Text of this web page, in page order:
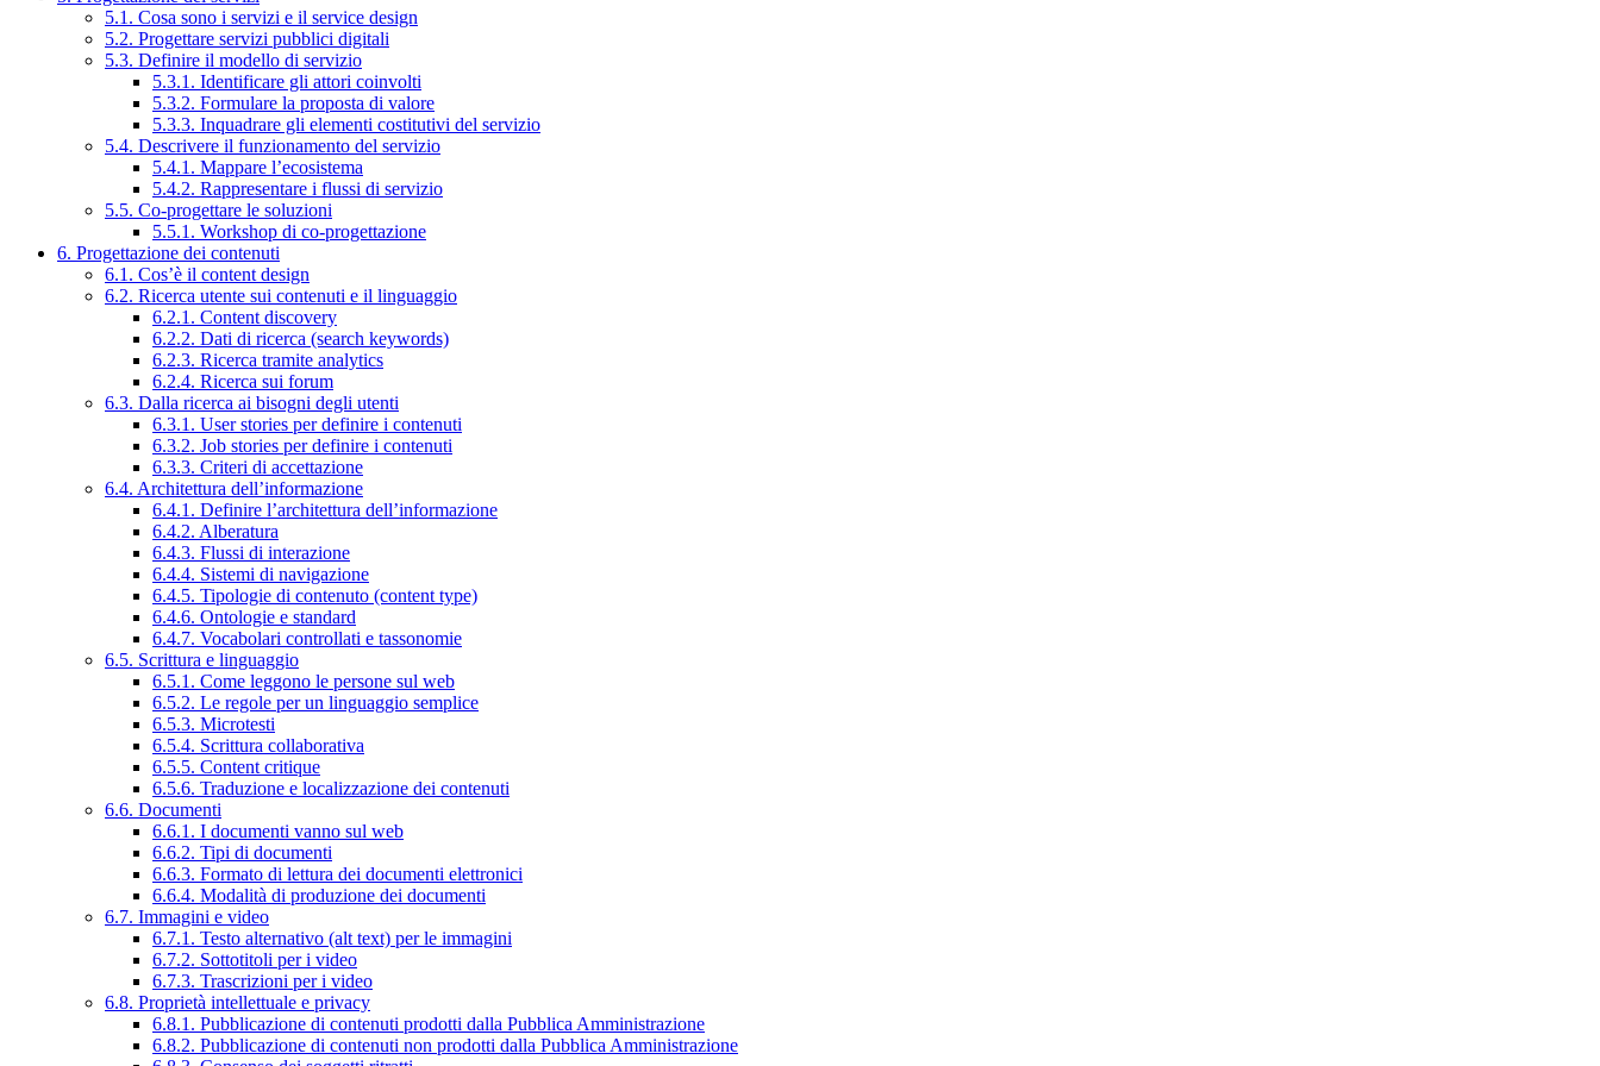
5.1. Cosa sono i servizi e il service design
5.2. Progettare servizi pubblici digitali
5.3. Definire il modello di servizio
5.3.1. Identificare gli attori coinvolti
5.3.2. Formulare la proposta di valore
5.3.3. Inquadrare gli elementi costitutivi del servizio
5.4. Descrivere il funzionamento del servizio
5.4.1. Mappare l’ecosistema
5.4.2. Rappresentare i flussi di servizio
5.5. Co-progettare le soluzioni
5.5.1. Workshop di co-progettazione
6. Progettazione dei contenuti
6.1. Cos’è il content design
6.2. Ricerca utente sui contenuti e il linguaggio
6.2.1. Content discovery
6.2.2. Dati di ricerca (search keywords)
6.2.3. Ricerca tramite analytics
6.2.4. Ricerca sui forum
6.3. Dalla ricerca ai bisogni degli utenti
6.3.1. User stories per definire i contenuti
6.3.2. Job stories per definire i contenuti
6.3.3. Criteri di accettazione
6.4. Architettura dell’informazione
6.4.1. Definire l’architettura dell’informazione
6.4.2. Alberatura
6.4.3. Flussi di interazione
6.4.4. Sistemi di navigazione
6.4.5. Tipologie di contenuto (content type)
6.4.6. Ontologie e standard
6.4.7. Vocabolari controllati e tassonomie
6.5. Scrittura e linguaggio
6.5.1. Come leggono le persone sul web
6.5.2. Le regole per un linguaggio semplice
6.5.3. Microtesti
6.5.4. Scrittura collaborativa
6.5.5. Content critique
6.5.6. Traduzione e localizzazione dei contenuti
6.6. Documenti
6.6.1. I documenti vanno sul web
6.6.2. Tipi di documenti
6.6.3. Formato di lettura dei documenti elettronici
6.6.4. Modalità di produzione dei documenti
6.7. Immagini e video
6.7.1. Testo alternativo (alt text) per le immagini
6.7.2. Sottotitoli per i video
6.7.3. Trascrizioni per i video
6.8. Proprietà intellettuale e privacy
6.8.1. Pubblicazione di contenuti prodotti dalla Pubblica Amministrazione
6.8.2. Pubblicazione di contenuti non prodotti dalla Pubblica Amministrazione